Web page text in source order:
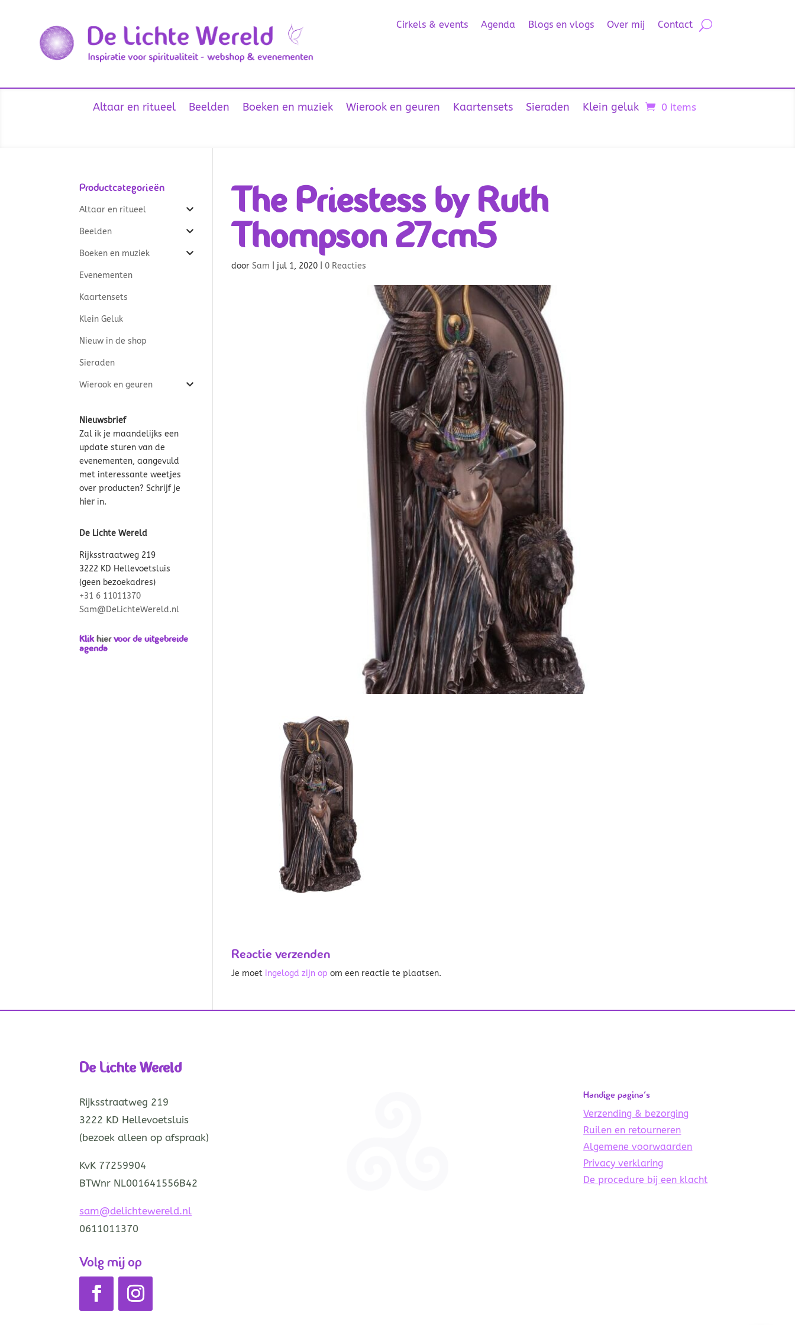
Cirkels & events Agenda Blogs en vlogs Over mij Contact
Altaar en ritueel Beelden Boeken en muziek Wierook en geuren Kaartensets Sieraden Klein geluk 0 items
The Priestess by Ruth
Thompson 27cm5
doorSam jul 1, 2020 0 Reacties
Reactie verzenden
Je moet ingelogd zijn op om een reactie te plaatsen.
Productcategorieën
Altaar en ritueel
Beelden
Boeken en muziek
Evenementen
Kaartensets
Klein Geluk
Nieuw in de shop
Sieraden
Wierook en geuren
Nieuwsbrief
Zal ik je maandelijks een
update sturen van de
evenementen, aangevuld
met interessante weetjes
over producten? Schrijf je
hier in.
De Lichte Wereld
Rijksstraatweg 219
3222 KD Hellevoetsluis
(geen bezoekadres)
+31 6 11011370
Sam@DeLichteWereld.nl
Klikhiervoor de uitgebreide
agenda
De Lichte Wereld
Rijksstraatweg 219
3222 KD Hellevoetsluis
(bezoek alleen op afspraak)
KvK 77259904
BTWnr NL001641556B42
sam@delichtewereld.nl
0611011370
Volg mij op
Handige pagina’s
Verzending & bezorging
Ruilen en retourneren
Algemene voorwaarden
Privacy verklaring
De procedure bij een klacht